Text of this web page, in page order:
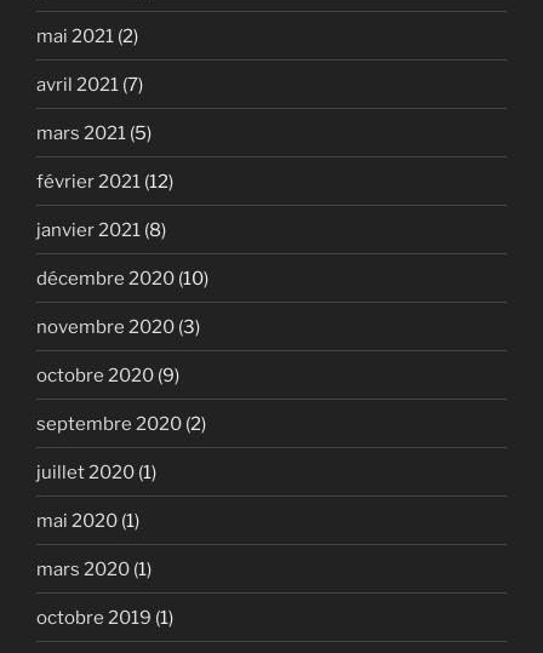
mai 2021 (2)
avril 2021 (7)
mars 2021 (5)
février 2021 (12)
janvier 2021 (8)
décembre 2020 (10)
novembre 2020 (3)
octobre 2020 (9)
septembre 2020 (2)
juillet 2020 (1)
mai 2020 (1)
mars 2020 (1)
octobre 2019 (1)